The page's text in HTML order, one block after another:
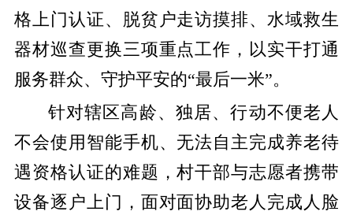
格上门认证、脱贫户走访摸排、水域救生
器材巡查更换三项重点工作，以实干打通
服务群众、守护平安的“最后一米”。
针对辖区高龄、独居、行动不便老人
不会使用智能手机、无法自主完成养老待
遇资格认证的难题，村干部与志愿者携带
设备逐户上门，面对面协助老人完成人脸